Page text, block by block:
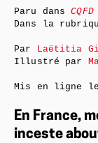
En France,
inceste
Paru dansCQFD
Dans la
Par Laëtitia
Illustré par
Mis en ligne